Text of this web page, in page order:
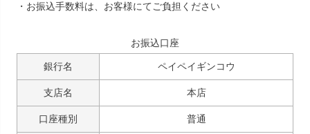
・お振込手数料は、お客様にてご負担ください
お振込口座
銀行名 ペイペイギンコウ
支店名 本店
口座種別 普通